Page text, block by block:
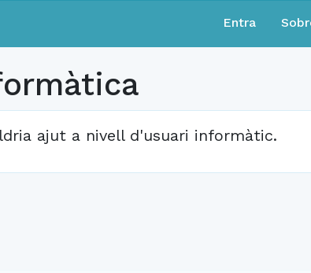
Entra
ajut a nivell d'usuari informàtic.